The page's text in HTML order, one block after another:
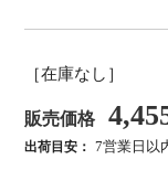
［在庫なし］
販売価格
出荷目安： 7営業日以